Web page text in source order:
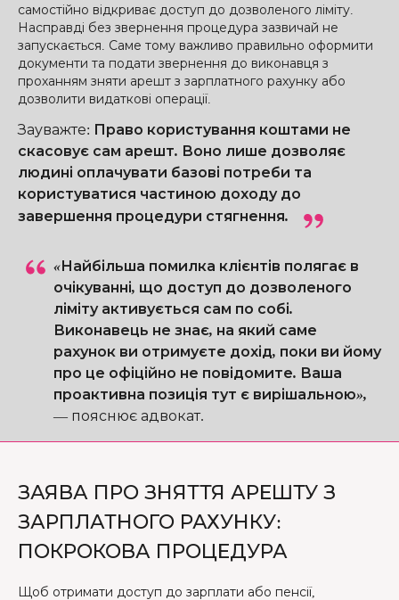
самостійно відкриває доступ до дозволеного ліміту.
Насправді без звернення процедура зазвичай не
запускається. Саме тому важливо правильно оформити
документи та подати звернення до виконавця з
проханням зняти арешт з зарплатного рахунку або
дозволити видаткові операції.
Зауважте: Право користування коштами не
скасовує сам арешт. Воно лише дозволяє
людині оплачувати базові потреби та
користуватися частиною доходу до
завершення процедури стягнення.
«Найбільша помилка клієнтів полягає в
очікуванні, що доступ до дозволеного
ліміту активується сам по собі.
Виконавець не знає, на який саме
рахунок ви отримуєте дохід, поки ви йому
про це офіційно не повідомите. Ваша
проактивна позиція тут є вирішальною»,
— пояснює адвокат.
ЗАЯВА ПРО ЗНЯТТЯ АРЕШТУ З
ЗАРПЛАТНОГО РАХУНКУ:
ПОКРОКОВА ПРОЦЕДУРА
Щоб отримати доступ до зарплати або пенсії,